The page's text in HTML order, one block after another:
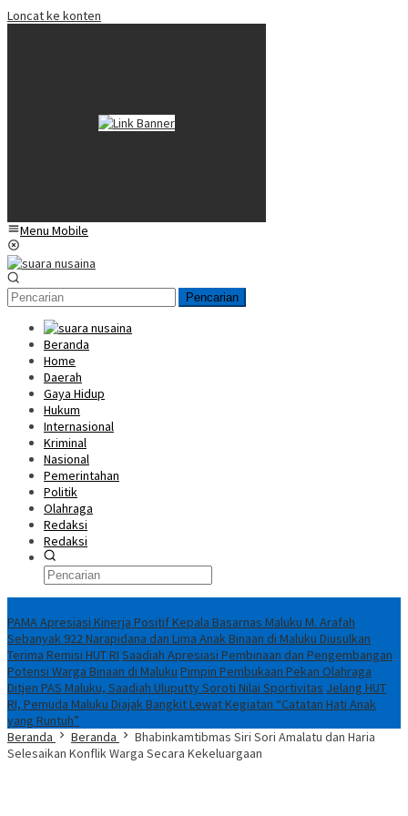
Loncat ke konten
Menu Mobile
Pencarian
Beranda
Home
Daerah
Gaya Hidup
Hukum
Internasional
Kriminal
Nasional
Pemerintahan
Politik
Olahraga
Redaksi
Redaksi
PAMA Apresiasi Kinerja Positif Kepala Basarnas Maluku M. Arafah
Sebanyak 922 Narapidana dan Lima Anak Binaan di Maluku Diusulkan
Terima Remisi HUT RI Saadiah Apresiasi Pembinaan dan Pengembangan
Potensi Warga Binaan di Maluku Pimpin Pembukaan Pekan Olahraga
Ditjen PAS Maluku, Saadiah Uluputty Soroti Nilai Sportivitas Jelang HUT
RI, Pemuda Maluku Diajak Bangkit Lewat Kegiatan “Catatan Hati Anak
yang Runtuh”
Beranda
Beranda
Bhabinkamtibmas Siri Sori Amalatu dan Haria
Selesaikan Konflik Warga Secara Kekeluargaan